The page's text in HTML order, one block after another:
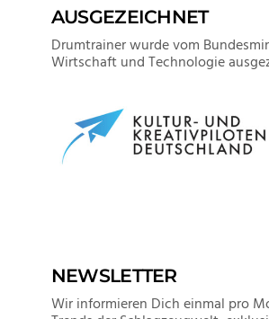
AUSGEZEICHNET
Drumtrainer wurde vom
Wirtschaft und Technologie
NEWSLETTER
Wir informieren Dich einmal pro